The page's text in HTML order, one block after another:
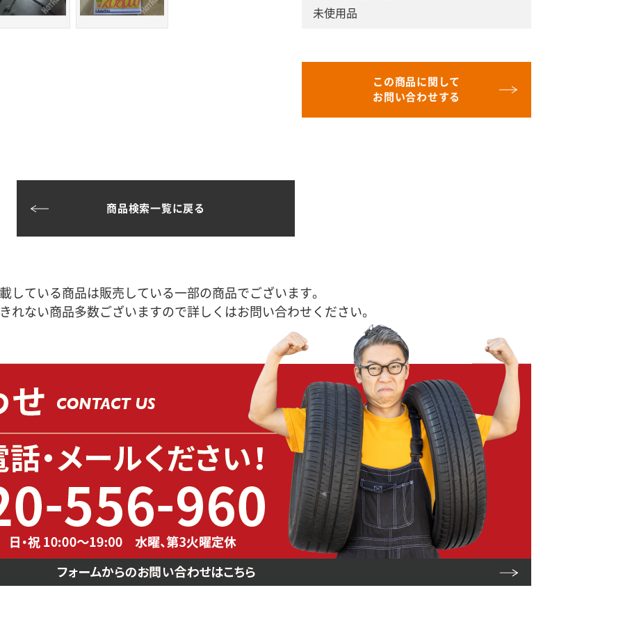
未使用品
この商品に関して
お問い合わせする
商品検索一覧に戻る
している商品は販売している一部の商品でございます。
れない商品多数ございますので詳しくはお問い合わせください。